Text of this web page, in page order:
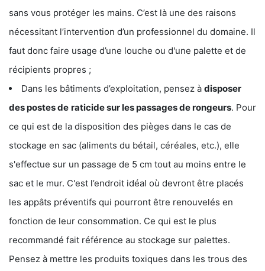
sans vous protéger les mains. C’est là une des raisons
nécessitant l’intervention d’un professionnel du domaine. Il
faut donc faire usage d’une louche ou d'une palette et de
récipients propres ;
Dans les bâtiments d’exploitation, pensez à disposer
des postes de raticide sur les passages de rongeurs. Pour
ce qui est de la disposition des pièges dans le cas de
stockage en sac (aliments du bétail, céréales, etc.), elle
s'effectue sur un passage de 5 cm tout au moins entre le
sac et le mur. C'est l’endroit idéal où devront être placés
les appâts préventifs qui pourront être renouvelés en
fonction de leur consommation. Ce qui est le plus
recommandé fait référence au stockage sur palettes.
Pensez à mettre les produits toxiques dans les trous des